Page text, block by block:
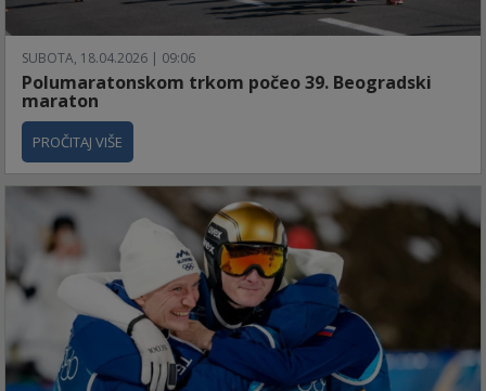
SUBOTA, 18.04.2026 | 09:06
Polumaratonskom trkom počeo 39. Beogradski
maraton
PROČITAJ VIŠE